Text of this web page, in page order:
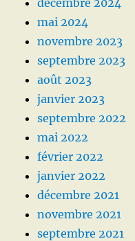
décembre 2024
mai 2024
novembre 2023
septembre 2023
août 2023
janvier 2023
septembre 2022
mai 2022
février 2022
janvier 2022
décembre 2021
novembre 2021
septembre 2021